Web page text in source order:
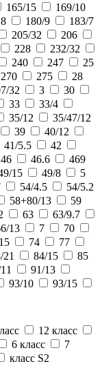
165/15
169/10
180/9
183/7
205/32
206
228
232/32
240 247
25
270 275
28
32 3
30
33
33/4
35/12
35/47/12
39
40/12
41/5.5
42
46 46.6
469
15 49/8
5
54/4.5
54/5.2
58+80/13
59
63
63/9.7
13 7
70
74
77
21 84/15
85
91/13
93/10
93/15
12 класс
6 класс
7
класс S2